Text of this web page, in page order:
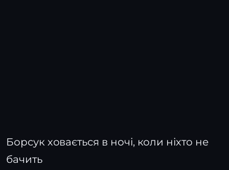
Борсук ховається в ночі, коли ніхто не
бачить